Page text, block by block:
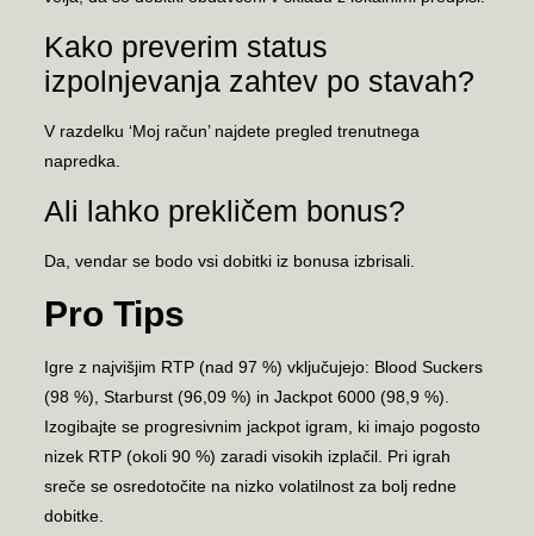
Kako preverim status
izpolnjevanja zahtev po stavah?
V razdelku ‘Moj račun’ najdete pregled trenutnega
napredka.
Ali lahko prekličem bonus?
Da, vendar se bodo vsi dobitki iz bonusa izbrisali.
Pro Tips
Igre z najvišjim RTP (nad 97 %) vključujejo: Blood Suckers
(98 %), Starburst (96,09 %) in Jackpot 6000 (98,9 %).
Izogibajte se progresivnim jackpot igram, ki imajo pogosto
nizek RTP (okoli 90 %) zaradi visokih izplačil. Pri igrah
sreče se osredotočite na nizko volatilnost za bolj redne
dobitke.